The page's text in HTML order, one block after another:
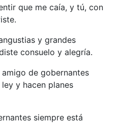
que me caía, y tú, con
y grandes
consuelo y alegría.
de gobernantes
y hacen planes
siempre está